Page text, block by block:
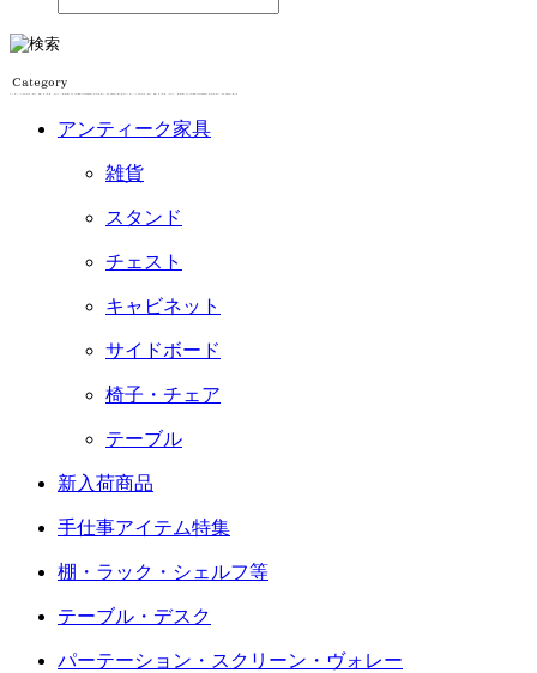
アンティーク家具
雑貨
スタンド
チェスト
キャビネット
サイドボード
椅子・チェア
テーブル
新入荷商品
手仕事アイテム特集
棚・ラック・シェルフ等
テーブル・デスク
パーテーション・スクリーン・ヴォレー